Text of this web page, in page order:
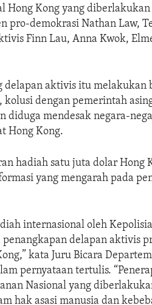
Hong Kong yang
pro-demokrasi Nathan Law,
Finn Lau, Anna Kwok,
delapan aktivis itu melakukan
dengan pemerintah
mendesak negara-
Hong Kong.
hadiah satu juta dolar Hong
yang mengarah pada
internasional oleh
delapan aktivis
kata Juru Bicara
pernyataan tertulis.
Nasional yang
hak asasi manusia dan